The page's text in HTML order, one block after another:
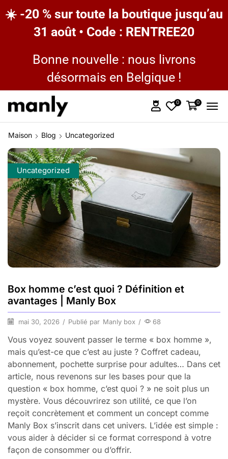
☀️ -20 % sur toute la boutique jusqu’au
31 août • Code : RENTREE20
Bonne nouvelle : nous livrons
désormais en Belgique !
0 0
Maison Blog Uncategorized
Uncategorized
Box homme c’est quoi ? Définition et
avantages | Manly Box
mai 30, 2026 / Publié par Manly box / 68
Vous voyez souvent passer le terme « box homme »,
mais qu’est-ce que c’est au juste ? Coffret cadeau,
abonnement, pochette surprise pour adultes… Dans cet
article, nous revenons sur les bases pour que la
question « box homme, c’est quoi ? » ne soit plus un
mystère. Vous découvrirez son utilité, ce que l’on
reçoit concrètement et comment un concept comme
Manly Box s’inscrit dans cet univers. L’idée est simple :
vous aider à décider si ce format correspond à votre
façon de consommer ou d’offrir.